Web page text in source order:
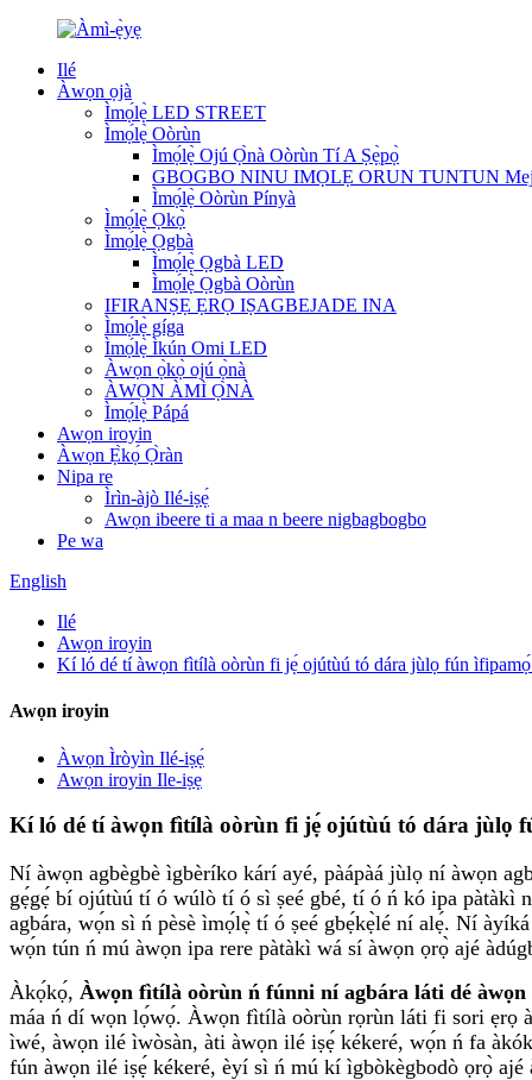
Ilé
Àwọn ọjà
Ìmọ́lẹ̀ LED STREET
Ìmọ́lẹ̀ Oòrùn
Ìmọ́lẹ̀ Ojú Ọ̀nà Oòrùn Tí A Ṣẹ̀pọ̀
GBOGBO NINU IMỌLẸ ORUN TUNTUN
Ìmọ́lẹ̀ Oòrùn Pínyà
Ìmọ́lẹ̀ Ọkọ̀
Ìmọ́lẹ̀ Ọgbà
Ìmọ́lẹ̀ Ọgbà LED
Ìmọ́lẹ̀ Ọgbà Oòrùn
IFIRANṢẸ ẸRỌ IṢAGBEJADE INA
Ìmọ́lẹ̀ gíga
Ìmọ́lẹ̀ Ìkún Omi LED
Àwọn ọ̀kọ̀ ojú ọ̀nà
ÀWỌN ÀMÌ Ọ̀NÀ
Ìmọ́lẹ̀ Pápá
Awọn iroyin
Àwọn Ẹ̀kọ́ Ọ̀ràn
Nipa re
Ìrìn-àjò Ilé-iṣẹ́
Awọn ibeere ti a maa n beere nigbagbogbo
Pe wa
English
Ilé
Awọn iroyin
Kí ló dé tí àwọn fìtílà oòrùn fi jẹ́ ojútùú tó dára jùlọ fún
Awọn iroyin
Àwọn Ìròyìn Ilé-iṣẹ́
Awọn iroyin Ile-iṣẹ
Kí ló dé tí àwọn fìtílà oòrùn fi jẹ́ ojútùú tó dára jùlọ
Ní àwọn agbègbè ìgbèríko kárí ayé, pàápàá jùlọ ní àwọn
gẹ́gẹ́ bí ojútùú tí ó wúlò tí ó sì ṣeé gbé, tí ó ń kó ipa pàtàkì
agbára, wọ́n sì ń pèsè ìmọ́lẹ̀ tí ó ṣeé gbẹ́kẹ̀lé ní alẹ́. Ní
wọ́n tún ń mú àwọn ipa rere pàtàkì wá sí àwọn ọrọ̀ ajé
Àkọ́kọ́, Àwọn fìtílà oòrùn ń fúnni ní agbára láti dé àwọn
máa ń dí wọn lọ́wọ́. Àwọn fìtílà oòrùn rọrùn láti fi sori ẹrọ
ìwé, àwọn ilé ìwòsàn, àti àwọn ilé iṣẹ́ kékeré, wọ́n ń fa
fún àwọn ilé iṣẹ́ kékeré, èyí sì ń mú kí ìgbòkègbodò ọrọ̀ ajé